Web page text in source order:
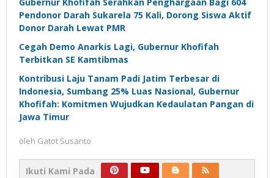
Pendonor Darah Sukarela 75 Kali, Dorong Siswa Aktif
Donor Darah Lewat PMR
Cegah Demo Anarkis Lagi, Gubernur Khofifah
Terbitkan SE Kamtibmas
Kontribusi Laju Tanam Padi Jatim Terbesar di
Indonesia, Sumbang 25% Luas Nasional, Gubernur
Khofifah: Komitmen Wujudkan Kedaulatan Pangan di
Jawa Timur
oleh Gatot Susanto
Ikuti Kami Pada